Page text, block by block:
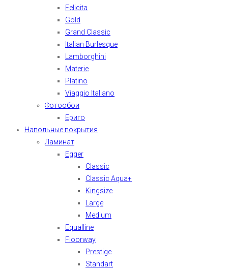
Felicita
Gold
Grand Classic
Italian Burlesque
Lamborghini
Materie
Platino
Viaggio Italiano
Фотообои
Ериго
Напольные покрытия
Ламинат
Egger
Classic
Classic Aqua+
Kingsize
Large
Medium
Equalline
Floorway
Prestige
Standart